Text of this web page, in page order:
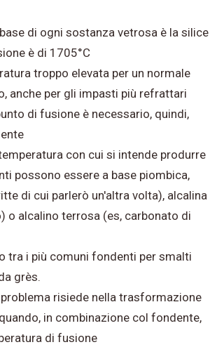
di ogni sostanza vetrosa è la silice
è di 1705°C
troppo elevata per un normale
anche per gli impasti più refrattari
di fusione è necessario, quindi,
con cui si intende produrre
possono essere a base piombica,
di cui parlerò un'altra volta), alcalina
o alcalino terrosa (es, carbonato di
tra i più comuni fondenti per smalti
grès.
risiede nella trasformazione
in combinazione col fondente,
di fusione